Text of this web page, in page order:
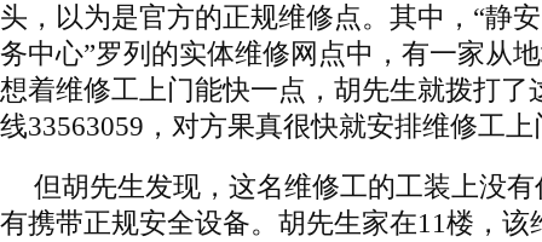
头，以为是官方的正规维修点。其中，“静
务中心”罗列的实体维修网点中，有一家从
想着维修工上门能快一点，胡先生就拨打了
线33563059，对方果真很快就安排维修工上
但胡先生发现，这名维修工的工装上没
有携带正规安全设备。胡先生家在11楼，该